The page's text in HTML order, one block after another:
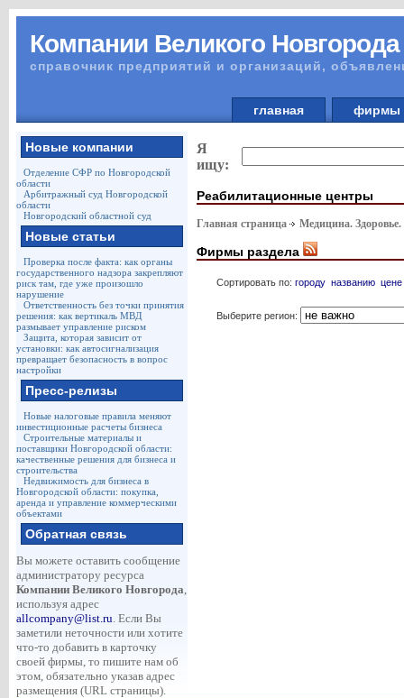
Компании Великого Новгорода
справочник предприятий и организаций,
главная
Новые компании
Отделение СФР по Новгородской
области
Арбитражный суд Новгородской
области
Новгородский областной суд
Новые статьи
Проверка после факта: как органы
государственного надзора закрепляют
риск там, где уже произошло
нарушение
Ответственность без точки принятия
решения: как вертикаль МВД
размывает управление риском
Защита, которая зависит от
установки: как автосигнализация
превращает безопасность в вопрос
настройки
Пресс-релизы
Новые налоговые правила меняют
инвестиционные расчеты бизнеса
Строительные материалы и
поставщики Новгородской области:
качественные решения для бизнеса и
строительства
Недвижимость для бизнеса в
Новгородской области: покупка,
аренда и управление коммерческими
объектами
Обратная связь
Вы можете оставить сообщение
администратору ресурса
Компании Великого Новгорода,
используя адрес
allcompany@list.ru. Если Вы
заметили неточности или хотите
что-то добавить в карточку
своей фирмы, то пишите нам об
этом, обязательно указав адрес
размещения (URL страницы).
Я
ищу:
Реабилитационные центры
Главная страница Медицина. Здоровье.
Фирмы раздела
Сортировать по: городу названию цене
Выберите регион: